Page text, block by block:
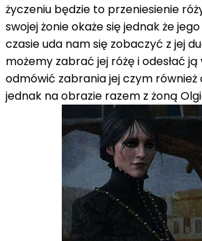
życzeniu będzie to przeniesienie
swojej żonie okaże się jednak że
czasie uda nam się zobaczyć z jej
możemy zabrać jej różę i odesłać
odmówić zabrania jej czym
jednak na obrazie razem z żoną